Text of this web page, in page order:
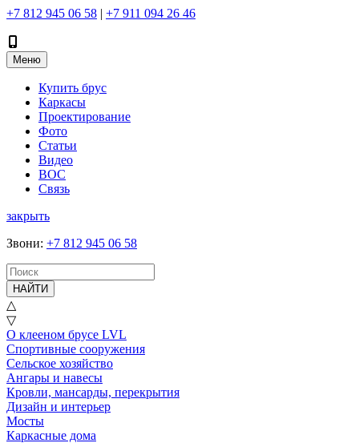
+7 812 945 06 58 | +7 911 094 26 46
Меню
Купить брус
Каркасы
Проектирование
Фото
Статьи
Видео
ВОС
Связь
закрыть
Звони: +7 812 945 06 58
НАЙТИ
△
▽
О клееном брусе LVL
Спортивные сооружения
Сельское хозяйство
Ангары и навесы
Кровли, мансарды, перекрытия
Дизайн и интерьер
Мосты
Каркасные дома